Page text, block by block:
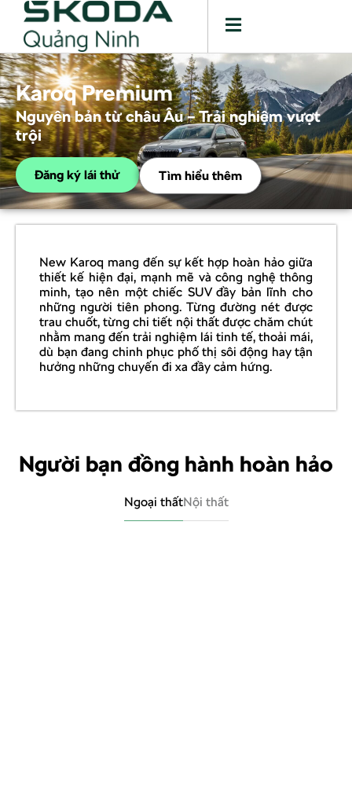
Karoq Premium
Nguyên bản từ châu Âu – Trải nghiệm vượt
trội
Đăng ký lái thử Tìm hiểu thêm
New Karoq mang đến sự kết hợp hoàn hảo giữa
thiết kế hiện đại, mạnh mẽ và công nghệ thông
minh, tạo nên một chiếc SUV đầy bản lĩnh cho
những người tiên phong. Từng đường nét được
trau chuốt, từng chi tiết nội thất được chăm chút
nhằm mang đến trải nghiệm lái tinh tế, thoải mái,
dù bạn đang chinh phục phố thị sôi động hay tận
hưởng những chuyến đi xa đầy cảm hứng.
Người bạn đồng hành hoàn hảo
Ngoại thấtNội thất